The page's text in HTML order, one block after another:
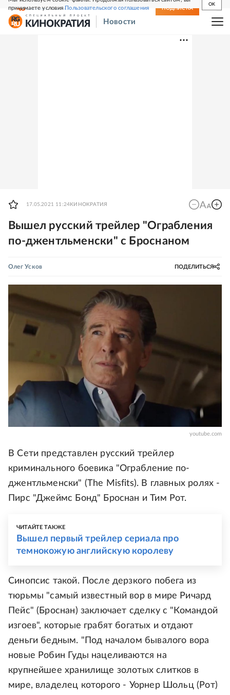
принимаете условияПользовательского соглашения
OK
СВЕЖИЙ НОМЕР ПОДПИСКА
Новости
17.05.2021 11:24 КИНОКРАТИЯ
Вышел русский трейлер "Ограбления
по-джентльменски" с Броснаном
Олег Усков ПОДЕЛИТЬСЯ
youtube.com
В Сети представлен русский трейлер
криминального боевика "Ограбление по-
джентльменски" (The Misfits). В главных ролях -
Пирс "Джеймс Бонд" Броснан и Тим Рот.
ЧИТАЙТЕ ТАКЖЕ
Вышел первый трейлер сериала про
темнокожую английскую королеву
Синопсис такой. После дерзкого побега из
тюрьмы "самый известный вор в мире Ричард
Пейс" (Броснан) заключает сделку с "Командой
изгоев", которые грабят богатых и отдают
деньги бедным. "Под началом бывалого вора
новые Робин Гуды нацеливаются на
крупнейшее хранилище золотых слитков в
мире, владелец которого - Уорнер Шольц (Рот)